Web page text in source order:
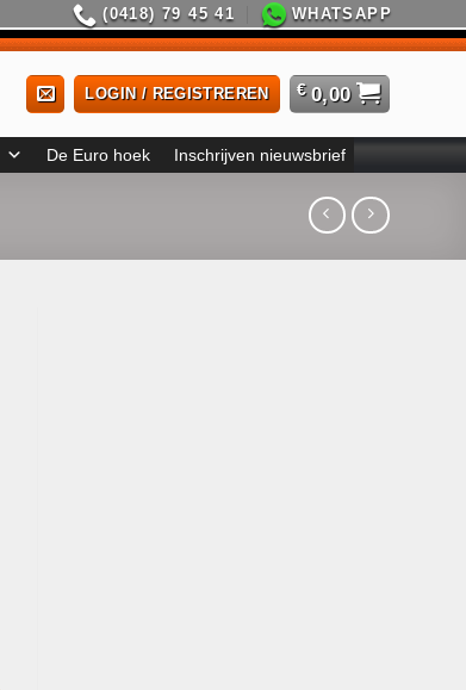
(0418) 79 45 41 WHATSAPP
LOGIN / REGISTREREN € 0,00
De Euro hoek Inschrijven nieuwsbrief